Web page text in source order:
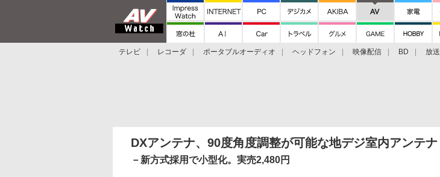
テレビ レコーダ ポータブルオーディオ ヘッドフォン 映像配信 BD 放送
DXアンテナ、90度角度調整が可能な地デジ室内アンテナ
－新方式採用で小型化。実売2,480円